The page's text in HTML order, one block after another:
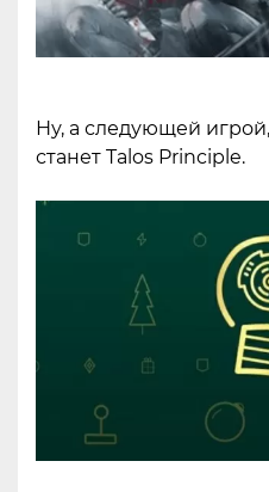
Ну, а следующей
станет Talos Principle.